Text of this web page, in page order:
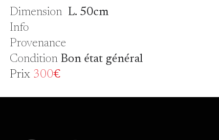
DimensionL. 50cm
Info
Provenance
Condition Bon état général
Prix 300€